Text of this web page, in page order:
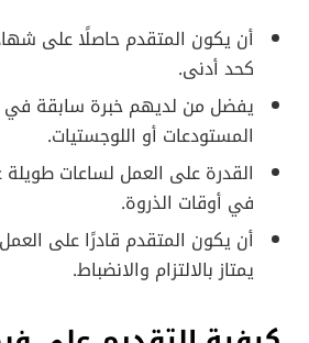
أن يكون المتقدم حاصلًا على
كحد أدنى.
يفضل من لديهم خبرة سابقة
المستودعات أو اللوجستيات.
القدرة على العمل لساعات طويلة
في أوقات الذروة.
أن يكون المتقدم قادرًا على
يمتاز بالالتزام والانضباط.